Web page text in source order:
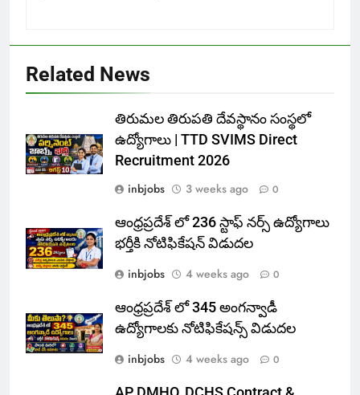
Related News
తిరుమల తిరుపతి దేవస్థానం సంస్థలో
ఉద్యోగాలు | TTD SVIMS Direct
Recruitment 2026
inbjobs
3 weeks ago 0
ఆంధ్రప్రదేశ్ లో 236 స్టాఫ్ నర్స్ ఉద్యోగాలు
భర్తీకి నోటిఫికేషన్ విడుదల
inbjobs
4 weeks ago 0
ఆంధ్రప్రదేశ్ లో 345 అంగన్వాడీ
ఉద్యోగాలకు నోటిఫికేషన్స్ విడుదల
inbjobs
4 weeks ago 0